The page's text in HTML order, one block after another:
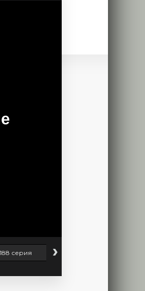
188 серия 189 серия
›